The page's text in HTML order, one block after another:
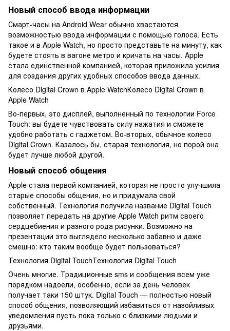
Новый способ ввода информации
Смарт-часы на Android Wear обычно хвастаются
возможностью ввода информации с помощью голоса. Есть
такое и в Apple Watch, но просто представьте на минуту, как
будете стоять в вагоне метро и кричать на часы. Apple
стала единственной компанией, которая приложила усилия
для создания других удобных способов ввода данных.
Колесо Digital Crown в Apple WatchКолесо Digital Crown в
Apple Watch
Во-первых, это дисплей, выполненный по технологии Force
Touch: вы будете чувствовать силу нажатия и сможете
удобно работать с гаджетом. Во-вторых, обычное колесо
Digital Crown. Казалось бы, старая технология, но порой она
будет лучше любой другой.
Новый способ общения
Apple стала первой компанией, которая не просто улучшила
старые способы общения, но и придумала свой
собственный. Технология получила название Digital Touch
позволяет передать на другие Apple Watch ритм своего
сердцебиения и разного рода рисунки. Возможно на
презентации это выглядело несколько забавно и даже
смешно: кто таким вообще будет пользоваться?
Технология Digital TouchТехнология Digital Touch
Очень многие. Традиционные sms и сообщения всем уже
порядком надоели, особенно, если за день человек
получает таки 150 штук. Digital Touch — полностью новый
способ общения, позволяющий избавиться от назойливых
уведомления пусть пока только с близкими людьми и
друзьями.